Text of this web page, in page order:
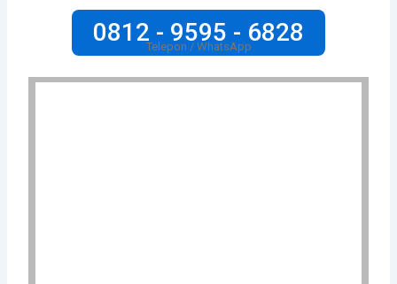
0812 - 9595 - 6828
Telepon / WhatsApp